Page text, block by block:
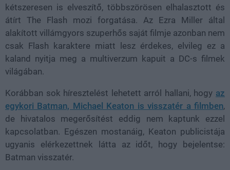
kétszeresen is elveszítő, többszörösen elhalasztott és
átírt The Flash mozi forgatása. Az Ezra Miller által
alakított villámgyors szuperhős saját filmje azonban nem
csak Flash karaktere miatt lesz érdekes, elvileg ez a
kaland nyitja meg a multiverzum kapuit a DC-s filmek
világában.
Korábban sok híresztelést lehetett arról hallani, hogy az
egykori Batman, Michael Keaton is visszatér a filmben,
de hivatalos megerősítést eddig nem kaptunk ezzel
kapcsolatban. Egészen mostanáig, Keaton publicistája
ugyanis elérkezettnek látta az időt, hogy bejelentse:
Batman visszatér.